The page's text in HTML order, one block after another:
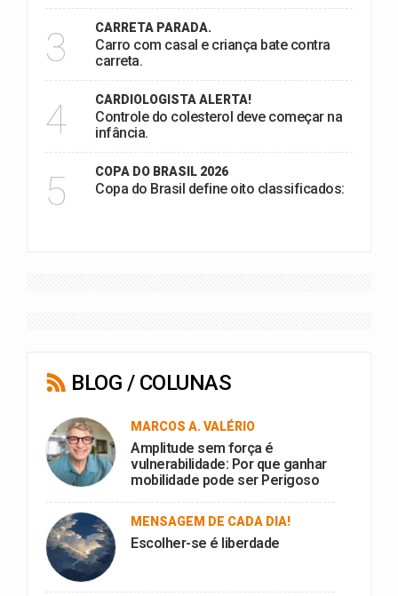
3 CARRETA PARADA.
Carro com casal e criança bate contra
carreta.
4 CARDIOLOGISTA ALERTA!
Controle do colesterol deve começar na
infância.
5 COPA DO BRASIL 2026
Copa do Brasil define oito classificados:
BLOG / COLUNAS
MARCOS A. VALÉRIO
Amplitude sem força é
vulnerabilidade: Por que ganhar
mobilidade pode ser Perigoso
MENSAGEM DE CADA DIA!
Escolher-se é liberdade